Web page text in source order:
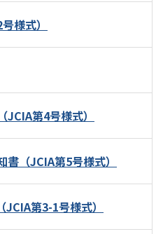
様式）
第4号様式）
（JCIA第5号様式）
第3-1号様式）